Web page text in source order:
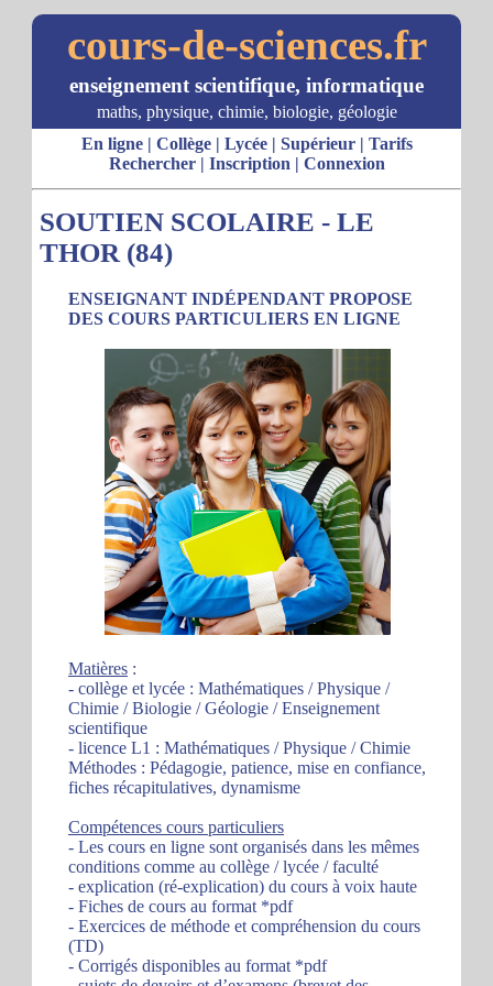
cours-de-sciences.fr
enseignement scientifique, informatique
maths, physique, chimie, biologie, géologie
En ligne| Collège| Lycée| Supérieur| Tarifs
Rechercher| Inscription | Connexion
SOUTIEN SCOLAIRE - LE
THOR (84)
ENSEIGNANT INDÉPENDANT PROPOSE
DES COURS PARTICULIERS EN LIGNE
Matières :
- collège et lycée : Mathématiques / Physique /
Chimie / Biologie / Géologie / Enseignement
scientifique
- licence L1 : Mathématiques / Physique / Chimie
Méthodes : Pédagogie, patience, mise en confiance,
fiches récapitulatives, dynamisme
Compétences cours particuliers
- Les cours en ligne sont organisés dans les mêmes
conditions comme au collège / lycée / faculté
- explication (ré-explication) du cours à voix haute
- Fiches de cours au format *pdf
- Exercices de méthode et compréhension du cours
(TD)
- Corrigés disponibles au format *pdf